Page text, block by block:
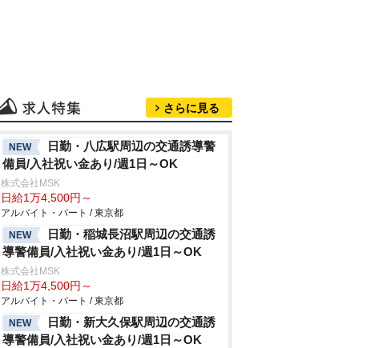
さらに見る
NEW
日勤・八広駅周辺の交通誘導警
備員/入社祝い金あり/週1日～OK
株式会社MSK
日給1万4,500円～
アルバイト・パート / 東京都
NEW
日勤・稲城長沼駅周辺の交通誘
導警備員/入社祝い金あり/週1日～OK
株式会社MSK
日給1万4,500円～
アルバイト・パート / 東京都
NEW
日勤・新大久保駅周辺の交通誘
導警備員/入社祝い金あり/週1日～OK